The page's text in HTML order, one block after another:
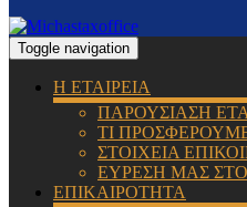
Toggle navigation
Η ΕΤΑΙΡΕΙΑ
ΠΑΡΟΥΣΙΑΣΗ
ΤΙ
ΣΤΟΙΧΕΙΑ
ΕΥΡΕΣΗ ΜΑΣ
ΕΠΙΚΑΙΡΟΤΗΤΑ